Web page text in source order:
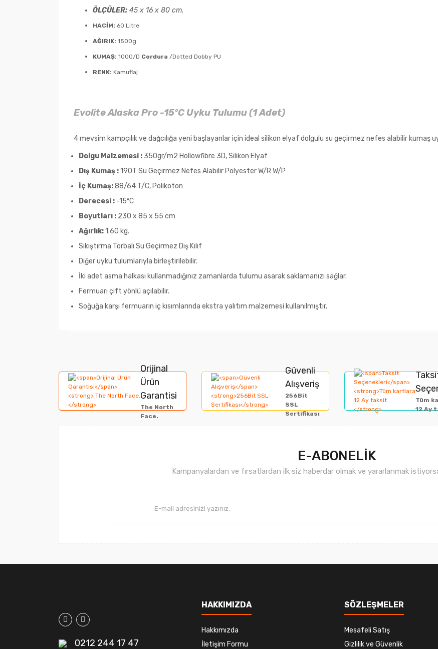
ÖLÇÜLER: 45 x 16 x 80 cm.
HACİM: 60 Litre
AĞIRIK: 1500g
KUMAŞ: 1000/D Cordura /Dotted Dobby PU
RENK: Kamuflaj
Evolite Alaska Pro -15ºC Uyku Tulumu (1 Adet)
4 mevsim kampçılık ve dağcılığa yeni başlayanlar için ideal silikon elyaf dolgulu su geçirmez nefes alabilir kumaş
Dolgu Malzemesi : 350gr/m2 Hollowfibre 3D, Silikon Elyaf
Dış Kumaş :190T Su Geçirmez Nefes Alabilir Polyester W/R W/P
İç Kumaş:88/64 T/C, Polikoton
Derecesi : -15ºC
Boyutları : 230 x 85 x 55 cm
Ağırlık:1.60 kg.
Sıkıştırma Torbalı Su Geçirmez Dış Kılıf
Diğer uyku tulumlarıyla birleştirilebilir.
İki adet asma halkası kullanmadığınız zamanlarda tulumu asarak saklamanızı sağlar.
Fermuarı çift yönlü açılabilir.
Soğuğa karşı fermuarın iç kısımlarında ekstra yalıtım malzemesi kullanılmıştır.
Bu ürüne ilk yorumu siz yapın!
Görüş ve önerileriniz için teşekkür ederiz.
Ürün resmi kalitesiz, bozuk veya görüntülenemiyor.
Ürün açıklamasında eksik bilgiler bulunuyor.
Orijinal
Ürün
Garantisi
The North
Face.
Güvenli
Alışveriş
256Bit
SSL
Sertifikası
Tüm
12 Ay
E-ABONELİK
Kampanyalardan ve fırsatlardan ilk siz haberdar olmak ve yararlanmak
0212 244 17 47
HAKKIMIZDA
Hakkımızda
İletişim Formu
SÖZLEŞMELER
Mesafeli Satış
Gizlilik ve Güvenlik